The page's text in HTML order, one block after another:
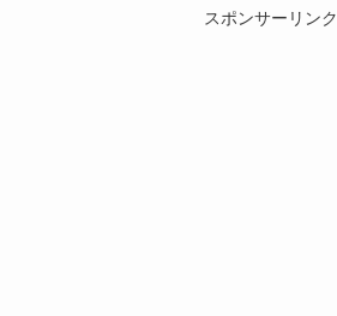
スポンサーリンク